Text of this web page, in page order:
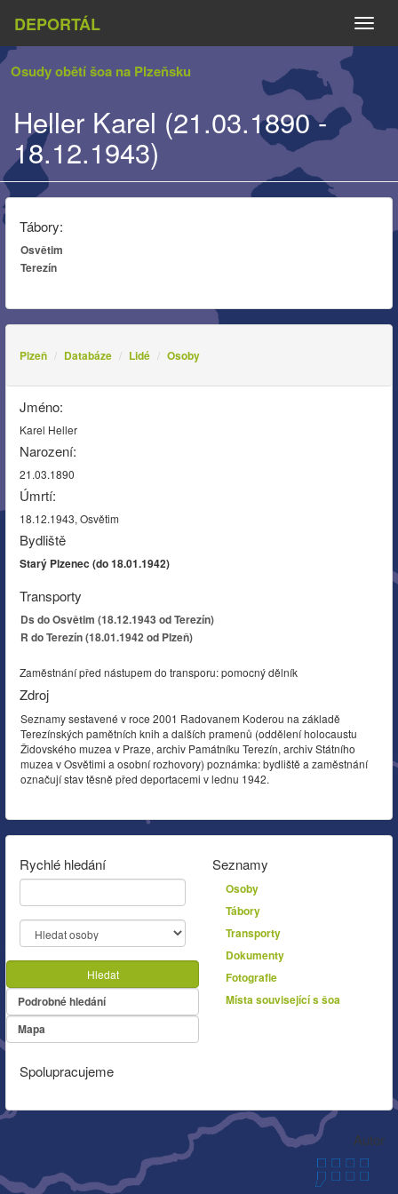
DEPORTÁL
Osudy obětí šoa na Plzeňsku
Heller Karel (21.03.1890 -
18.12.1943)
Tábory:
Osvětim
Terezín
Plzeň Databáze Lidé Osoby
Jméno:
Karel Heller
Narození:
21.03.1890
Úmrtí:
18.12.1943, Osvětim
Bydliště
Starý Plzenec (do 18.01.1942)
Transporty
Ds do Osvětim (18.12.1943 od Terezín)
R do Terezín (18.01.1942 od Plzeň)
Zaměstnání před nástupem do transporu: pomocný dělník
Zdroj
Seznamy sestavené v roce 2001 Radovanem Koderou na základě
Terezínských pamětních knih a dalších pramenů (oddělení holocaustu
Židovského muzea v Praze, archiv Památníku Terezín, archiv Státního
muzea v Osvětimi a osobní rozhovory) poznámka: bydliště a zaměstnání
označují stav těsně před deportacemi v lednu 1942.
Rychlé hledání
Hledat
Podrobné hledání
Mapa
Seznamy
Osoby
Tábory
Transporty
Dokumenty
Fotografie
Místa související s šoa
Spolupracujeme
Autor